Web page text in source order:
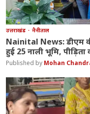
उत्तराखंड नैनीताल
Nainital News: डीएम
हुई 25 नाली भूमि, पीड़िता
Mohan